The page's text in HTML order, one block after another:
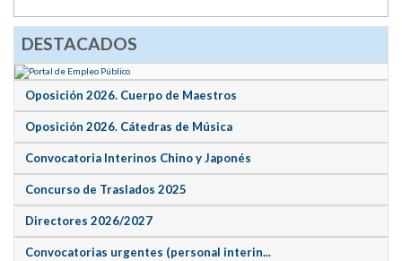
DESTACADOS
Oposición 2026. Cuerpo de Maestros
Oposición 2026. Cátedras de Música
Convocatoria Interinos Chino y Japonés
Concurso de Traslados 2025
Directores 2026/2027
Convocatorias urgentes (personal interin...